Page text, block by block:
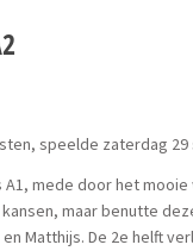
speelde zaterdag
mede door het
maar benutte
Matthijs. De 2e helft